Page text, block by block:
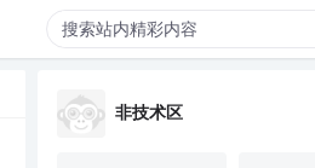
非技术区